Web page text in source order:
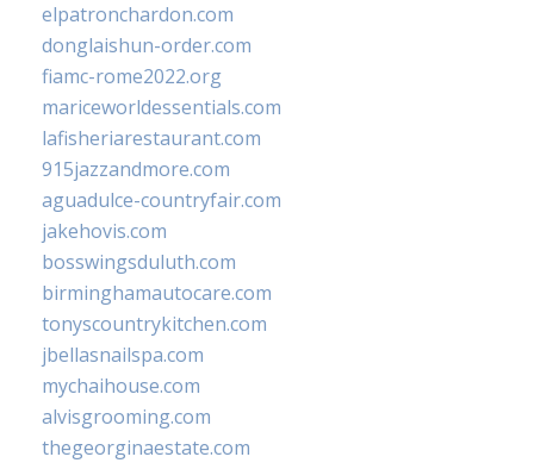
elpatronchardon.com
donglaishun-order.com
fiamc-rome2022.org
mariceworldessentials.com
lafisheriarestaurant.com
915jazzandmore.com
aguadulce-countryfair.com
jakehovis.com
bosswingsduluth.com
birminghamautocare.com
tonyscountrykitchen.com
jbellasnailspa.com
mychaihouse.com
alvisgrooming.com
thegeorginaestate.com